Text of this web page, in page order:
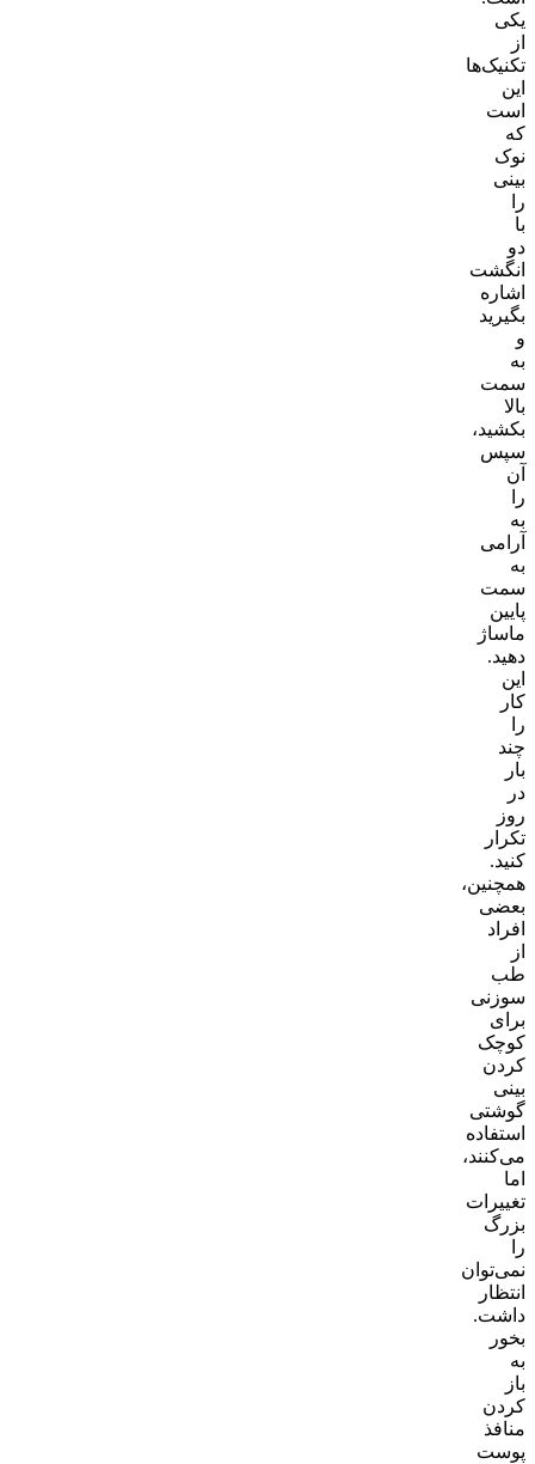
یکی
از
تکنیک‌ها
این
است
که
نوک
بینی
را
با
دو
انگشت
اشاره
بگیرید
و
به
سمت
بالا
بکشید،
سپس
آن
را
به
آرامی
به
سمت
پایین
ماساژ
دهید.
این
کار
را
چند
بار
در
روز
تکرار
کنید.
همچنین،
بعضی
افراد
از
طب
سوزنی
برای
کوچک
کردن
بینی
گوشتی
استفاده
می‌کنند،
اما
تغییرات
بزرگ
را
نمی‌توان
انتظار
داشت.
بخور
به
باز
کردن
منافذ
پوست